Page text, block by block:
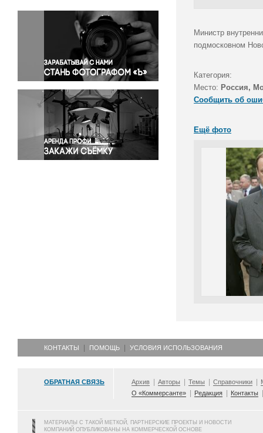
Окружающая среда
Политика
Правосудие
Происшествия и конфликты
Религия
Светская жизнь
Спорт
Экология
Экономика и бизнес
Министр
подмосковном
Категория:
Место: Россия,
Сообщить об
Ещё фото
КОНТАКТЫ ПОМОЩЬ УСЛОВИЯ ИСПОЛЬЗОВАНИЯ
ОБРАТНАЯ СВЯЗЬ Архив Авторы Темы Справочники
О «Коммерсанте»
Редакция Контакты
МАТЕРИАЛЫ С ТАКОЙ МЕТКОЙ, ПАРТНЕРСКИЕ ПРОЕКТЫ И НОВОСТИ
КОМПАНИЙ ОПУБЛИКОВАНЫ НА КОММЕРЧЕСКОЙ ОСНОВЕ